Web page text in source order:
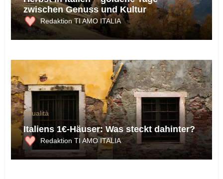
zwischen Genuss und Kultur
Redaktion TI AMO ITALIA
Attualità
Italiens 1€-Häuser: Was steckt dahinter?
Redaktion TI AMO ITALIA